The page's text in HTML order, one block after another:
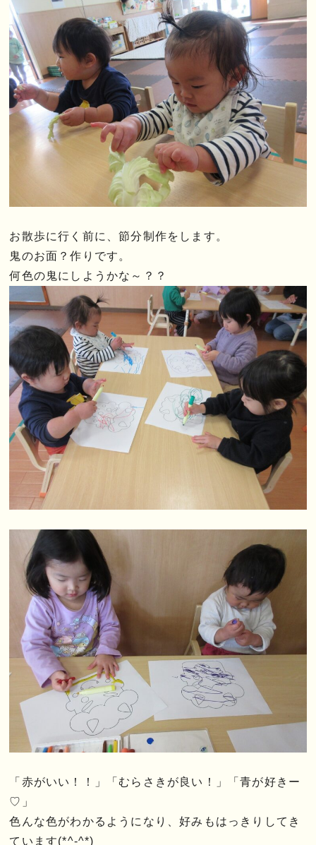
お散歩に行く前に、節分制作をします。
鬼のお面？作りです。
何色の鬼にしようかな～？？
「赤がいい！！」「むらさきが良い！」「青が好きー
♡」
色んな色がわかるようになり、好みもはっきりしてき
ています(*^-^*)